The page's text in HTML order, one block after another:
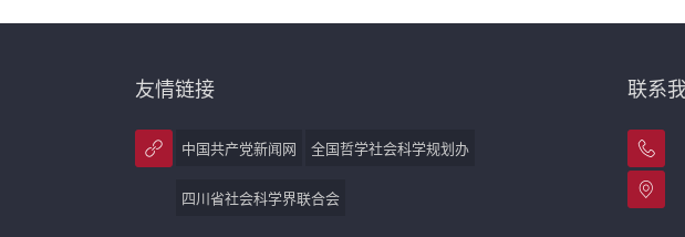
友情链接
中国共产党新闻网 全国哲学社会科学规划办
四川省社会科学界联合会
联系我